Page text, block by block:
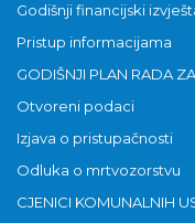
Godišnji financijski
Pristup informacijama
GODIŠNJI PLAN RADA
Otvoreni podaci
Izjava o pristupačnosti
Odluka o mrtvozorstvu
CJENICI KOMUNALNIH